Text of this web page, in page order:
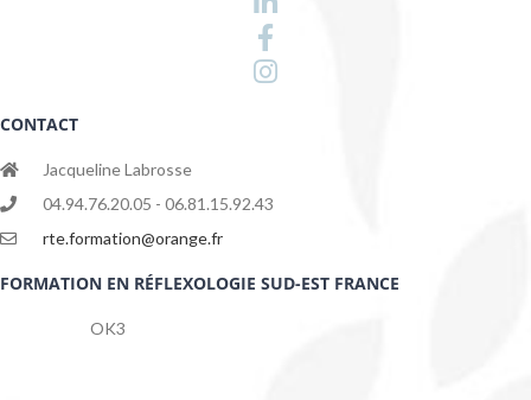
CONTACT
Jacqueline Labrosse
04.94.76.20.05 - 06.81.15.92.43
rte.formation@orange.fr
FORMATION EN RÉFLEXOLOGIE SUD-EST FRANCE
OK3